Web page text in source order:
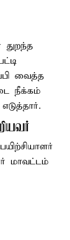
துறந்த
வைத்த
நீக்கம்
மாவட்டம்